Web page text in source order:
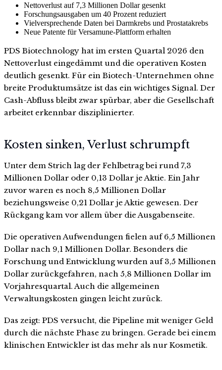
Nettoverlust auf 7,3 Millionen Dollar gesenkt
Forschungsausgaben um 40 Prozent reduziert
Vielversprechende Daten bei Darmkrebs und Prostatakrebs
Neue Patente für Versamune-Plattform erhalten
PDS Biotechnology hat im ersten Quartal 2026 den
Nettoverlust eingedämmt und die operativen Kosten
deutlich gesenkt. Für ein Biotech-Unternehmen ohne
breite Produktumsätze ist das ein wichtiges Signal. Der
Cash-Abfluss bleibt zwar spürbar, aber die Gesellschaft
arbeitet erkennbar disziplinierter.
Kosten sinken, Verlust schrumpft
Unter dem Strich lag der Fehlbetrag bei rund 7,3
Millionen Dollar oder 0,13 Dollar je Aktie. Ein Jahr
zuvor waren es noch 8,5 Millionen Dollar
beziehungsweise 0,21 Dollar je Aktie gewesen. Der
Rückgang kam vor allem über die Ausgabenseite.
Die operativen Aufwendungen fielen auf 6,5 Millionen
Dollar nach 9,1 Millionen Dollar. Besonders die
Forschung und Entwicklung wurden auf 3,5 Millionen
Dollar zurückgefahren, nach 5,8 Millionen Dollar im
Vorjahresquartal. Auch die allgemeinen
Verwaltungskosten gingen leicht zurück.
Das zeigt: PDS versucht, die Pipeline mit weniger Geld
durch die nächste Phase zu bringen. Gerade bei einem
klinischen Entwickler ist das mehr als nur Kosmetik.